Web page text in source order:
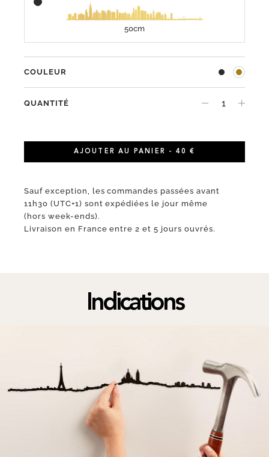
50cm
COULEUR
QUANTITÉ
AJOUTER AU PANIER - 40 €
Sauf exception, les commandes passées avant
11h30 (UTC+1) sont expédiées le jour même
(hors week-ends).
Livraison en France entre 2 et 5 jours ouvrés.
Indications